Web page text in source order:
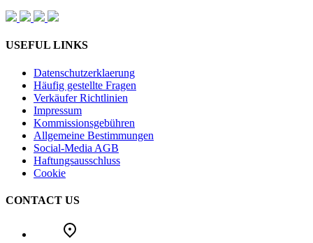
USEFUL LINKS
Datenschutzerklaerung
Häufig gestellte Fragen
Verkäufer Richtlinien
Impressum
Kommissionsgebühren
Allgemeine Bestimmungen
Social-Media AGB
Haftungsausschluss
Cookie
CONTACT US